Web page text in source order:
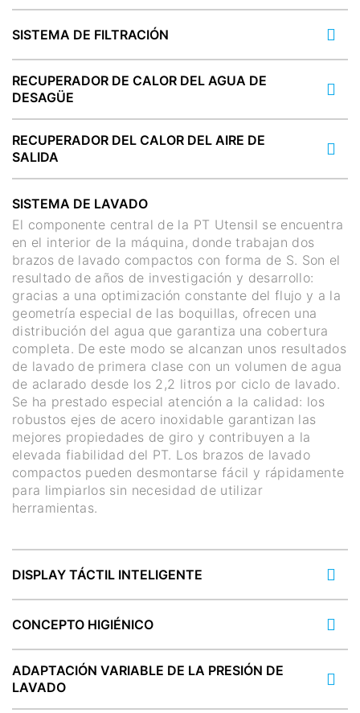
SISTEMA DE FILTRACIÓN
RECUPERADOR DE CALOR DEL AGUA DE
DESAGÜE
RECUPERADOR DEL CALOR DEL AIRE DE
SALIDA
SISTEMA DE LAVADO
El componente central de la PT Utensil se encuentra
en el interior de la máquina, donde trabajan dos
brazos de lavado compactos con forma de S. Son el
resultado de años de investigación y desarrollo:
gracias a una optimización constante del flujo y a la
geometría especial de las boquillas, ofrecen una
distribución del agua que garantiza una cobertura
completa. De este modo se alcanzan unos resultados
de lavado de primera clase con un volumen de agua
de aclarado desde los 2,2 litros por ciclo de lavado.
Se ha prestado especial atención a la calidad: los
robustos ejes de acero inoxidable garantizan las
mejores propiedades de giro y contribuyen a la
elevada fiabilidad del PT. Los brazos de lavado
compactos pueden desmontarse fácil y rápidamente
para limpiarlos sin necesidad de utilizar
herramientas.
DISPLAY TÁCTIL INTELIGENTE
CONCEPTO HIGIÉNICO
ADAPTACIÓN VARIABLE DE LA PRESIÓN DE
LAVADO